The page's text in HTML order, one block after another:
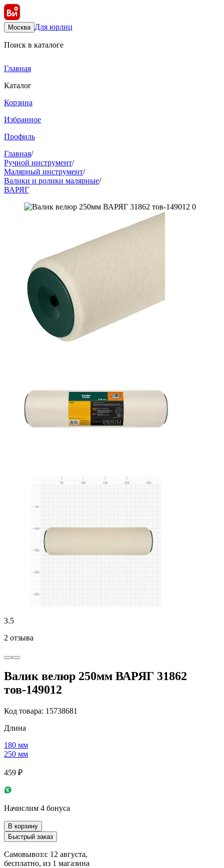
Москва Для юрлиц
Поиск в каталоге
Главная
Каталог
Корзина
Избранное
Профиль
Главная/
Ручной инструмент/
Малярный инструмент/
Валики и ролики малярные/
ВАРЯГ
3.5
2 отзыва
Валик велюр 250мм ВАРЯГ 31862
тов-149012
Код товара: 15738681
Длина
180 мм
250 мм
459 ₽
Начислим 4 бонуса
В корзину
Быстрый заказ
Самовывоз:c 12 августа,
бесплатно, из 1 магазина